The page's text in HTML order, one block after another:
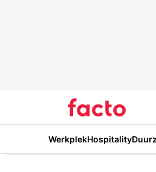
WerkplekHospitality